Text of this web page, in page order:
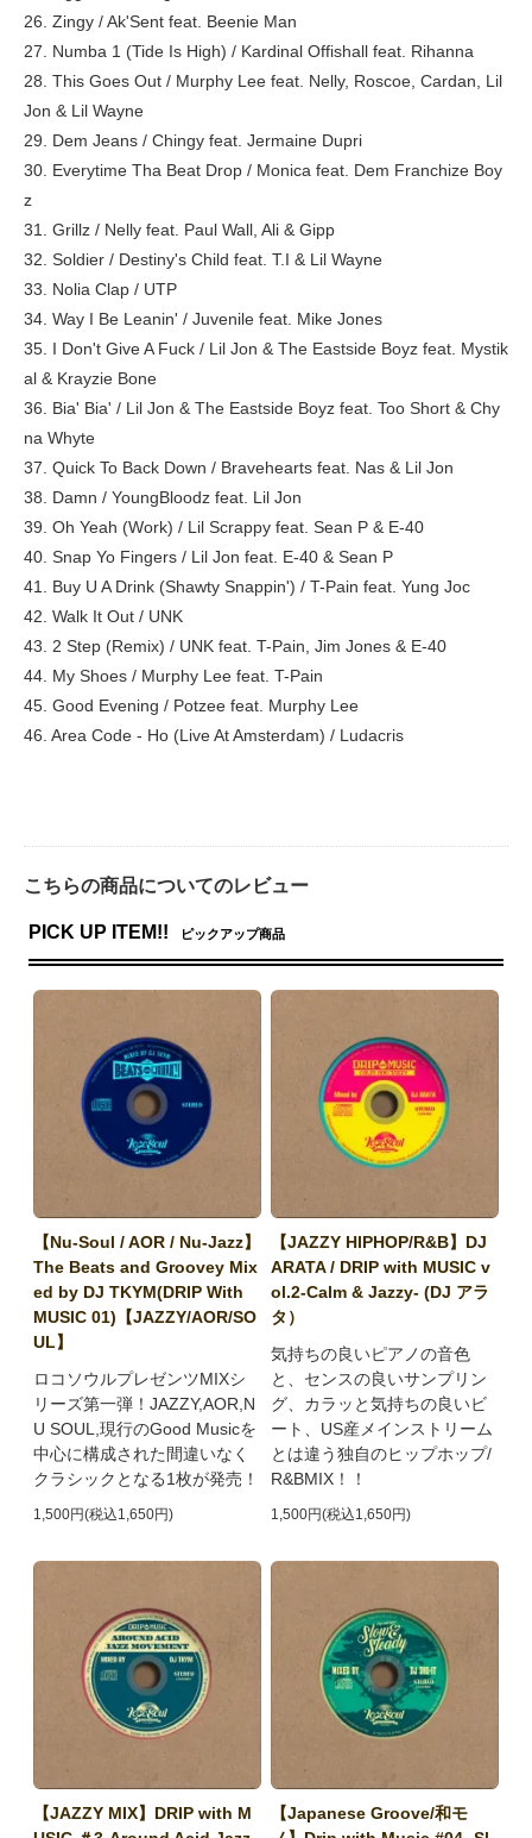
26. Zingy / Ak'Sent feat. Beenie Man
27. Numba 1 (Tide Is High) / Kardinal Offishall feat. Rihanna
28. This Goes Out / Murphy Lee feat. Nelly, Roscoe, Cardan, Lil
Jon & Lil Wayne
29. Dem Jeans / Chingy feat. Jermaine Dupri
30. Everytime Tha Beat Drop / Monica feat. Dem Franchize Boy
z
31. Grillz / Nelly feat. Paul Wall, Ali & Gipp
32. Soldier / Destiny's Child feat. T.I & Lil Wayne
33. Nolia Clap / UTP
34. Way I Be Leanin' / Juvenile feat. Mike Jones
35. I Don't Give A Fuck / Lil Jon & The Eastside Boyz feat. Mystik
al & Krayzie Bone
36. Bia' Bia' / Lil Jon & The Eastside Boyz feat. Too Short & Chy
na Whyte
37. Quick To Back Down / Bravehearts feat. Nas & Lil Jon
38. Damn / YoungBloodz feat. Lil Jon
39. Oh Yeah (Work) / Lil Scrappy feat. Sean P & E-40
40. Snap Yo Fingers / Lil Jon feat. E-40 & Sean P
41. Buy U A Drink (Shawty Snappin') / T-Pain feat. Yung Joc
42. Walk It Out / UNK
43. 2 Step (Remix) / UNK feat. T-Pain, Jim Jones & E-40
44. My Shoes / Murphy Lee feat. T-Pain
45. Good Evening / Potzee feat. Murphy Lee
46. Area Code - Ho (Live At Amsterdam) / Ludacris
こちらの商品についてのレビュー
PICK UP ITEM!! ピックアップ商品
【Nu-Soul / AOR / Nu-Jazz】
The Beats and Groovey Mix
ed by DJ TKYM(DRIP With
MUSIC 01)【JAZZY/AOR/SO
UL】
ロコソウルプレゼンツMIXシ
リーズ第一弾！JAZZY,AOR,N
U SOUL,現行のGood Musicを
中心に構成された間違いなく
クラシックとなる1枚が発売！
1,500円(税込1,650円)
【JAZZY HIPHOP/R&B】DJ
ARATA / DRIP with MUSIC v
ol.2-Calm & Jazzy- (DJ アラ
タ）
気持ちの良いピアノの音色
と、センスの良いサンプリン
グ、カラッと気持ちの良いビ
ート、US産メインストリーム
とは違う独自のヒップホップ/
R&BMIX！！
1,500円(税込1,650円)
【JAZZY MIX】DRIP with M
【Japanese Groove/和モ